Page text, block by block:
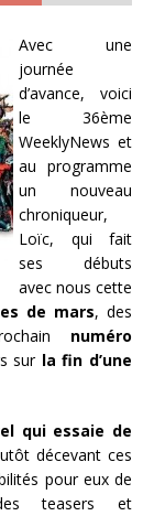
Avec une
journée
d’avance, voici
le 36ème
WeeklyNews et
au programme
un nouveau
chroniqueur,
Loïc, qui fait
ses débuts
avec nous cette
de mars, des
numéro
sur la fin d’une
qui essaie de
décevant ces
pour eux de
teasers et